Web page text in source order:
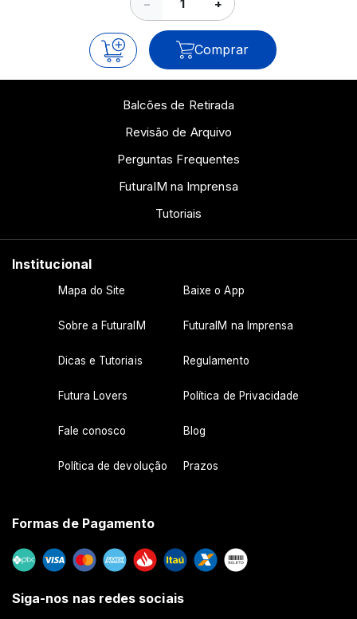
− +
Comprar
Balcões de Retirada
Revisão de Arquivo
Perguntas Frequentes
FuturaIM na Imprensa
Tutoriais
Institucional
Mapa do Site Baixe o App
Sobre a FuturaIM FuturaIM na Imprensa
Dicas e Tutoriais Regulamento
Futura Lovers Política de Privacidade
Fale conosco Blog
Política de devolução Prazos
Formas de Pagamento
Siga-nos nas redes sociais